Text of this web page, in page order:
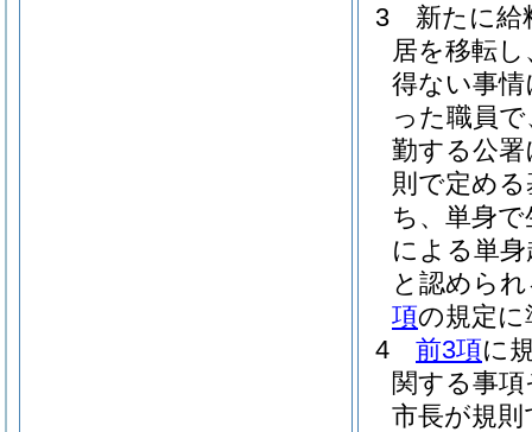
3
新たに給
居を移転
得ない事
った職員
勤する公
則で定め
ち、単身
による単
と認めら
項の規定に
4
前3項に
関する事
市長が規